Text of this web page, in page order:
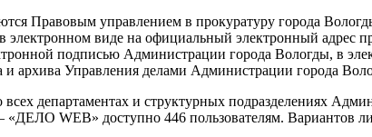
Правовым управлением в прокуратуру города
виде на официальный электронный адрес
подписью Администрации города Вологды, в
и архива Управления делами Администрации города
департаментах и структурных подразделениях
«ДЕЛО WEB» доступно 446 пользователям. Вариантов